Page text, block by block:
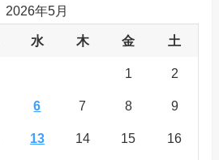
2026年5月
水 木 金 土
1 2
6 7 8 9
13 14 15 16